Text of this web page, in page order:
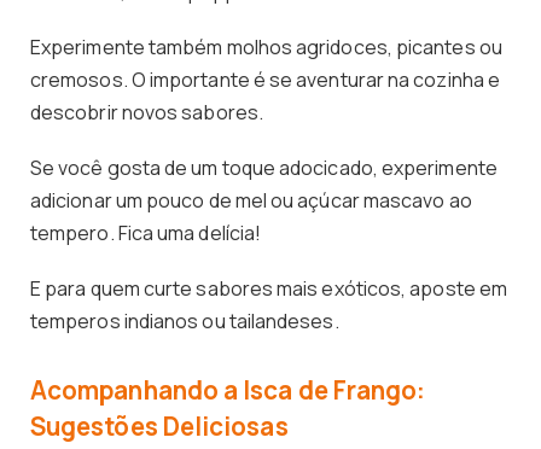
Experimente também molhos agridoces, picantes ou
cremosos. O importante é se aventurar na cozinha e
descobrir novos sabores.
Se você gosta de um toque adocicado, experimente
adicionar um pouco de mel ou açúcar mascavo ao
tempero. Fica uma delícia!
E para quem curte sabores mais exóticos, aposte em
temperos indianos ou tailandeses.
Acompanhando a Isca de Frango:
Sugestões Deliciosas